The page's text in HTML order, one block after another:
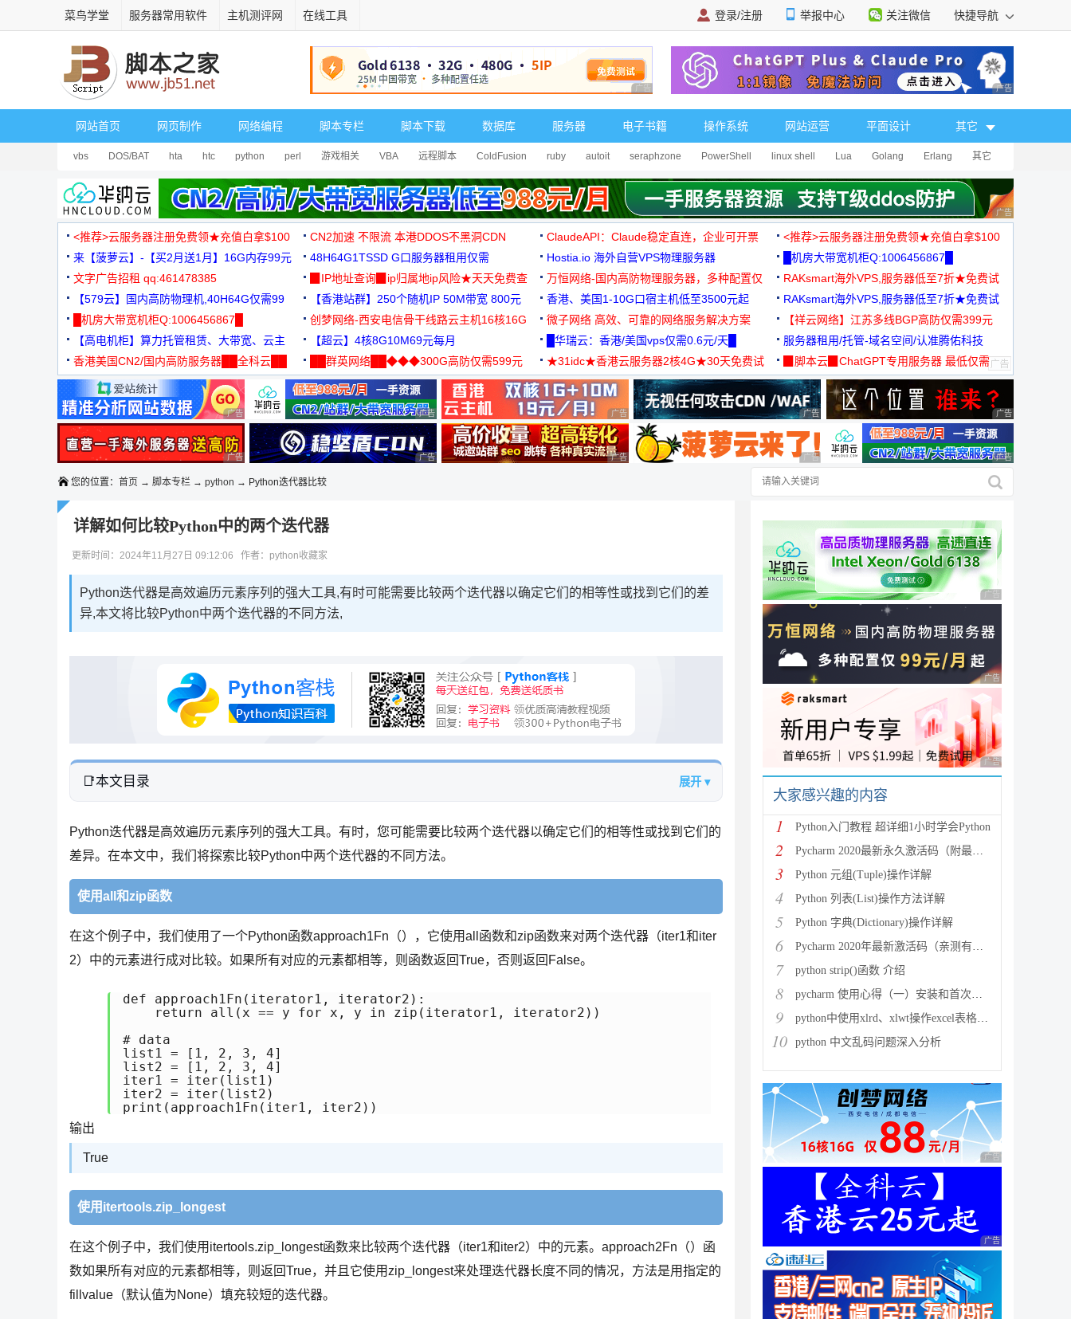
菜鸟学堂 服务器常用软件 主机测评网 在线工具 登录/注册 举报中心 关注微信 快捷导航
广告 商业广告，理性选择 广告 商业广告，理
网站首页 网页制作 网络编程 脚本专栏 脚本下载 数据库 服务器 电子书籍 操作系统 网站运营 平面设计 其它
vbs DOS/BAT hta htc python perl 游戏相关 VBA 远程脚本 ColdFusion ruby autoit seraphzone PowerShell linux shell Lua Golang Erlang 其它
广告 商业广告，理
<推荐>云服务器注册免费领★充值白拿$100 CN2加速 不限流 本港DDOS不黑洞CDN ClaudeAPI：Claude稳定直连，企业可开票
<推荐>云服务器注册免费领★充值白拿$100
来【菠萝云】-【买2月送1月】16G内存99元
48H64G1TSSD G口服务器租用仅需
3000+可免费测试
Hostia.io 海外自营VPS物理服务器
█机房大带宽机柜Q:1006456867█
文字广告招租 qq:461478385
▉IP地址查询▉ip归属地ip风险★天天免费查
万恒网络-国内高防物理服务器，多种配置仅
99元/月起
RAKsmart海外VPS,服务器低至7折★免费试
用★
【579云】国内高防物理机,40H64G仅需99
元
【香港站群】250个随机IP 50M带宽 800元 香港、美国1-10G口宿主机低至3500元起
RAKsmart海外VPS,服务器低至7折★免费试
用★
█机房大带宽机柜Q:1006456867█
创梦网络-西安电信骨干线路云主机16核16G
88元/月
微子网络 高效、可靠的网络服务解决方案
【祥云网络】江苏多线BGP高防仅需399元
【高电机柜】算力托管租赁、大带宽、云主
机
【超云】4核8G10M69元每月 █华瑞云：香港/美国vps仅需0.6元/天█
服务器租用/托管-域名空间/认准腾佑科技
香港美国CN2/国内高防服务器██全科云██
██群英网络██◆◆◆300G高防仅需599元
◆◆◆
★31idc★香港云服务器2核4G★30天免费试
用◆
▉脚本云▉ChatGPT专用服务器 最低仅需
19元/月
广告 商业广告，理性选择 广告 商业广告，理性选择 广告 商业广告，理性选择 广告 商业广告，理性选择 广告 商业广告，理
广告 商业广告，理性选择 广告 商业广告，理性选择 广告 商业广告，理性选择 广告 商业广告，理性选择 广告 商业广告，理
您的位置： 首页 → 脚本专栏 → python → Python迭代器比较
详解如何比较Python中的两个迭代器
更新时间：2024年11月27日 09:12:06 作者：python收藏家
Python迭代器是高效遍历元素序列的强大工具,有时可能需要比较两个迭代器以确定它们的相等性或找到它们的差
异,本文将比较Python中两个迭代器的不同方法,
本文目录 展开 ▾
Python迭代器是高效遍历元素序列的强大工具。有时，您可能需要比较两个迭代器以确定它们的相等性或找到它们的
差异。在本文中，我们将探索比较Python中两个迭代器的不同方法。
使用all和zip函数
在这个例子中，我们使用了一个Python函数approach1Fn（），它使用all函数和zip函数来对两个迭代器（iter1和iter
2）中的元素进行成对比较。如果所有对应的元素都相等，则函数返回True，否则返回False。
def approach1Fn(iterator1, iterator2):
    return all(x == y for x, y in zip(iterator1, iterator2))
# data
list1 = [1, 2, 3, 4]
list2 = [1, 2, 3, 4]
iter1 = iter(list1)
iter2 = iter(list2)
输出
True
使用itertools.zip_longest
在这个例子中，我们使用itertools.zip_longest函数来比较两个迭代器（iter1和iter2）中的元素。approach2Fn（）函
数如果所有对应的元素都相等，则返回True，并且它使用zip_longest来处理迭代器长度不同的情况，方法是用指定的
fillvalue（默认值为None）填充较短的迭代器。
广告 商业广告，理性
广告 商业广告，理性
广告 商业广告，理性
大家感兴趣的内容
1 Python入门教程 超详细1小时学会Python
2 Pycharm 2020最新永久激活码（附最新激活码和插件
3 Python 元组(Tuple)操作详解
4 Python 列表(List)操作方法详解
5 Python 字典(Dictionary)操作详解
6 Pycharm 2020年最新激活码（亲测有效）
7 python strip()函数 介绍
8 pycharm 使用心得（一）安装和首次使用
9 python中使用xlrd、xlwt操作excel表格详解
10 python 中文乱码问题深入分析
广告 商业广告，理性
广告 商业广告，理性